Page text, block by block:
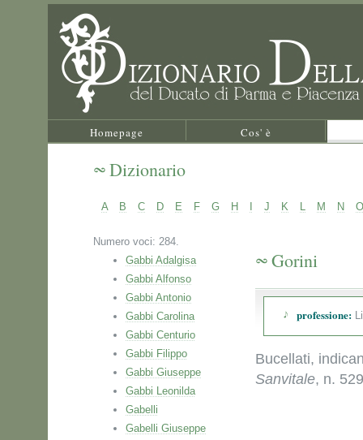
Homepage Cos' è
Dizionario
A B C D E F G H J K L M N O
Numero voci: 284.
Gabbi Adalgisa
Gabbi Alfonso
Gabbi Antonio
Gabbi Carolina
Gabbi Centurio
Gabbi Filippo
Gabbi Giuseppe
Gabbi Leonilda
Gabelli
Gabelli Giuseppe
Gorini
professione:
Bucellati,
Sanvitale, n.